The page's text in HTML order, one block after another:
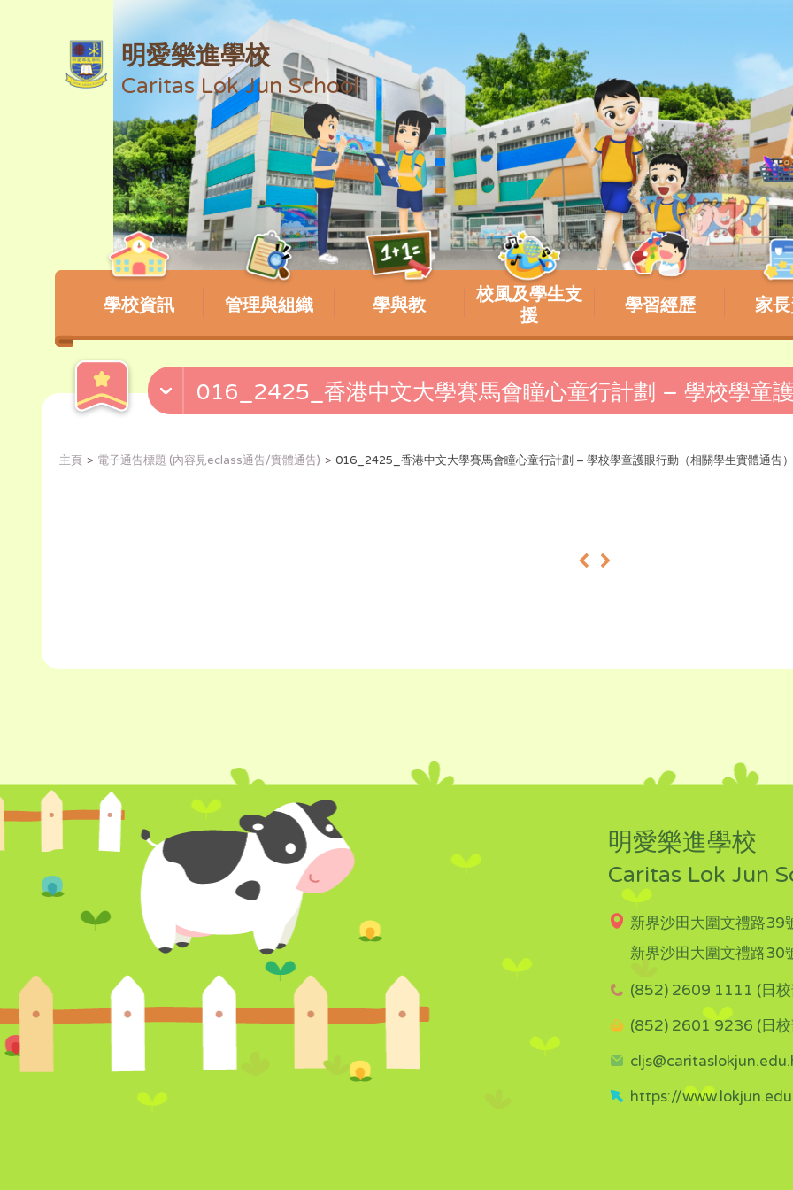
明愛樂進學校
Caritas Lok Jun School
學校資訊 管理與組織 學與教
校風及學生支
援
學習經歷 家
016_2425_香港中文大學賽馬會瞳心童行計劃 – 學校學童
主頁 電子通告標題 (內容見eclass通告/實體通告) 016_2425_香港中文大學賽馬會瞳心童行計劃 – 學校學童護眼行動（相關學生實體通告）
« »
明愛樂進學校
Caritas Lok Jun
新界沙田大圍文禮路39
新界沙田大圍文禮路30
(852) 2609 1111 (日
(852) 2601 9236 (日
https://